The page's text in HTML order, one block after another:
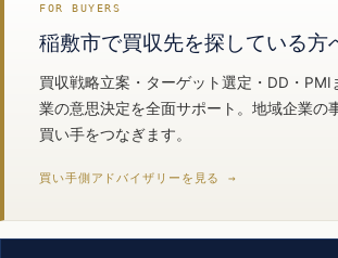
FOR BUYERS
稲敷市で買収先を探している方
買収戦略立案・ターゲット選定・DD・PMI
業の意思決定を全面サポート。地域企業の
買い手をつなぎます。
買い手側アドバイザリーを見る →